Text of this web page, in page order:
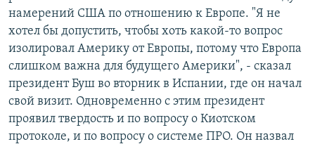
намерений США по отношению к Европе. "Я не
хотел бы допустить, чтобы хоть какой-то вопрос
изолировал Америку от Европы, потому что Европа
слишком важна для будущего Америки", - сказал
президент Буш во вторник в Испании, где он начал
свой визит. Одновременно с этим президент
проявил твердость и по вопросу о Киотском
протоколе, и по вопросу о системе ПРО. Он назвал